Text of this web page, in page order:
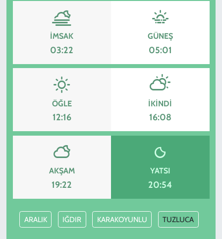
İMSAK
03:22
GÜNEŞ
05:01
ÖĞLE
12:16
İKINDI
16:08
AKŞAM
19:22
YATSI
20:54
ARALIK IĞDIR KARAKOYUNLU TUZLUCA
YAZARLAR